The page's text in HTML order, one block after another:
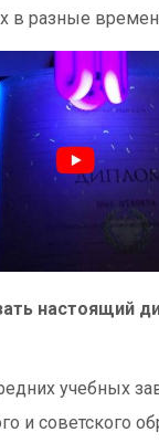
в разные
настоящий
учебных
и советского